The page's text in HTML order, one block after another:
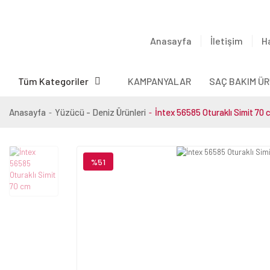
Anasayfa İletişim
Tüm Kategoriler KAMPANYALAR SAÇ BAKIM
Anasayfa Yüzücü - Deniz Ürünleri İntex 56585 Oturaklı Simit 70
%51